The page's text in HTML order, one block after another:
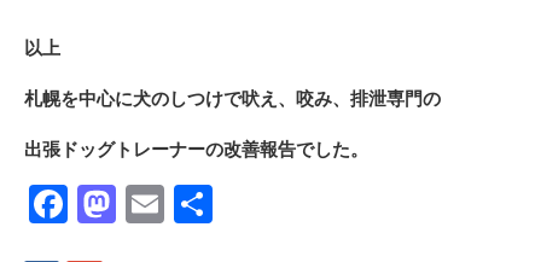
以上
札幌を中心に犬のしつけで吠え、咬み、排泄専門の
出張ドッグトレーナーの改善報告でした。
Facebook
Mastodon
Email